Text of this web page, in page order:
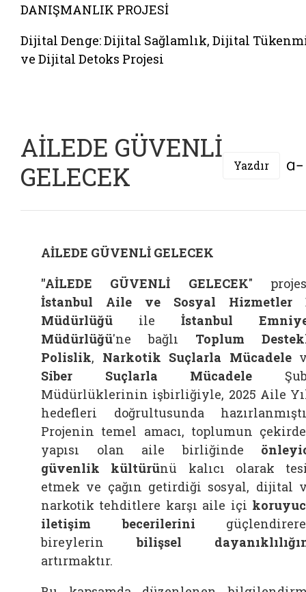
DANIŞMANLIK PROJESİ
Dijital Denge: Dijital Sağlamlık, Dijital
ve Dijital Detoks Projesi
AİLEDE GÜVENLİ
GELECEK
Yazdır
AİLEDE GÜVENLİ GELECEK
"AİLEDE GÜVENLİ GELECEK"
İstanbul Aile ve Sosyal Hizmetler
Müdürlüğü ile İstanbul
Müdürlüğü'ne bağlı Toplum
Polislik, Narkotik Suçlarla Mücadele
Siber Suçlarla Mücadele
Müdürlüklerinin işbirliğiyle, 2025 Aile
hedefleri doğrultusunda
Projenin temel amacı, toplumun
yapısı olan aile birliğinde
güvenlik kültürünü kalıcı olarak
etmek ve çağın getirdiği sosyal, dijital
narkotik tehditlere karşı aile içi
iletişim becerilerini
bireylerinbilişsel
artırmaktır.